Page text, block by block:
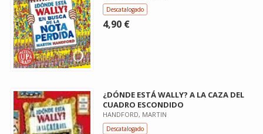
Descatalogado
4,90 €
¿DÓNDE ESTÁ WALLY? A LA CAZA DEL
CUADRO ESCONDIDO
HANDFORD, MARTIN
Descatalogado